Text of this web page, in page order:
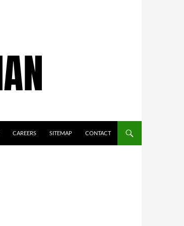
CAREERS SITEMAP CONTACT